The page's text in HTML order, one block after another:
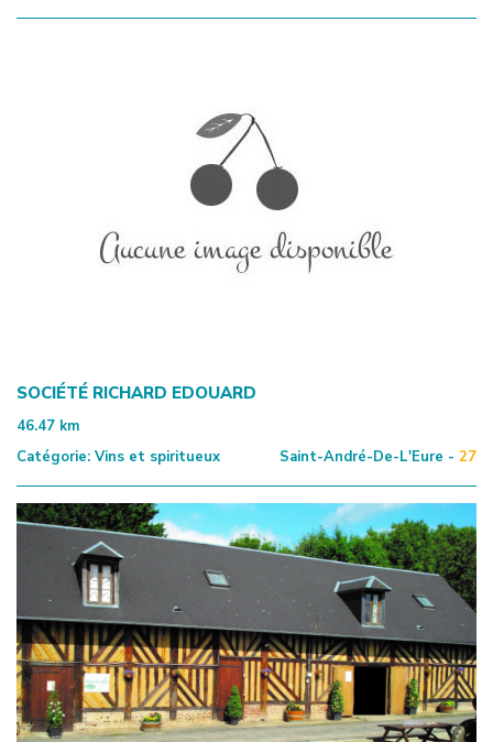
SOCIÉTÉ RICHARD EDOUARD
46.47 km
Catégorie: Vins et spiritueux Saint-André-De-L'Eure - 27